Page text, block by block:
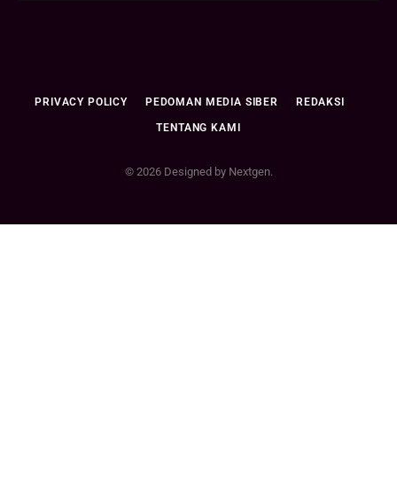
PRIVACY POLICY PEDOMAN MEDIA SIBER REDAKSI
TENTANG KAMI
© 2026 Designed by Nextgen.